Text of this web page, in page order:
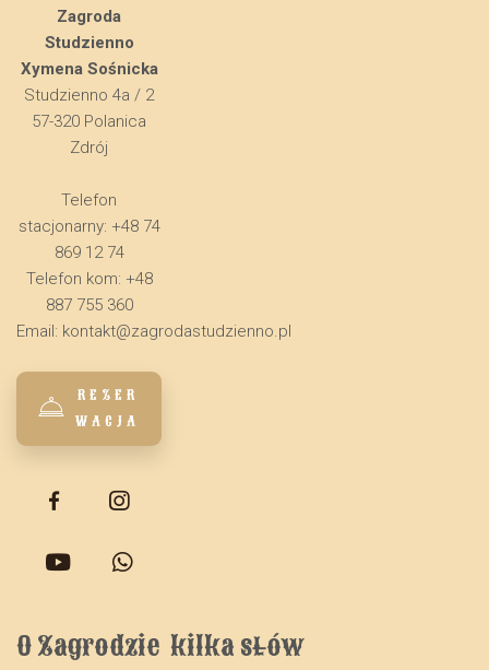
O Zagrodzie  kilka słów
Zagroda
Studzienno
Xymena Sośnicka
Studzienno 4a / 2
57-320 Polanica
Zdrój
Telefon
stacjonarny: +48 74
869 12 74
Telefon kom: +48
887 755 360
Email: kontakt@zagrodastudzienno.pl
REZER
WACJA